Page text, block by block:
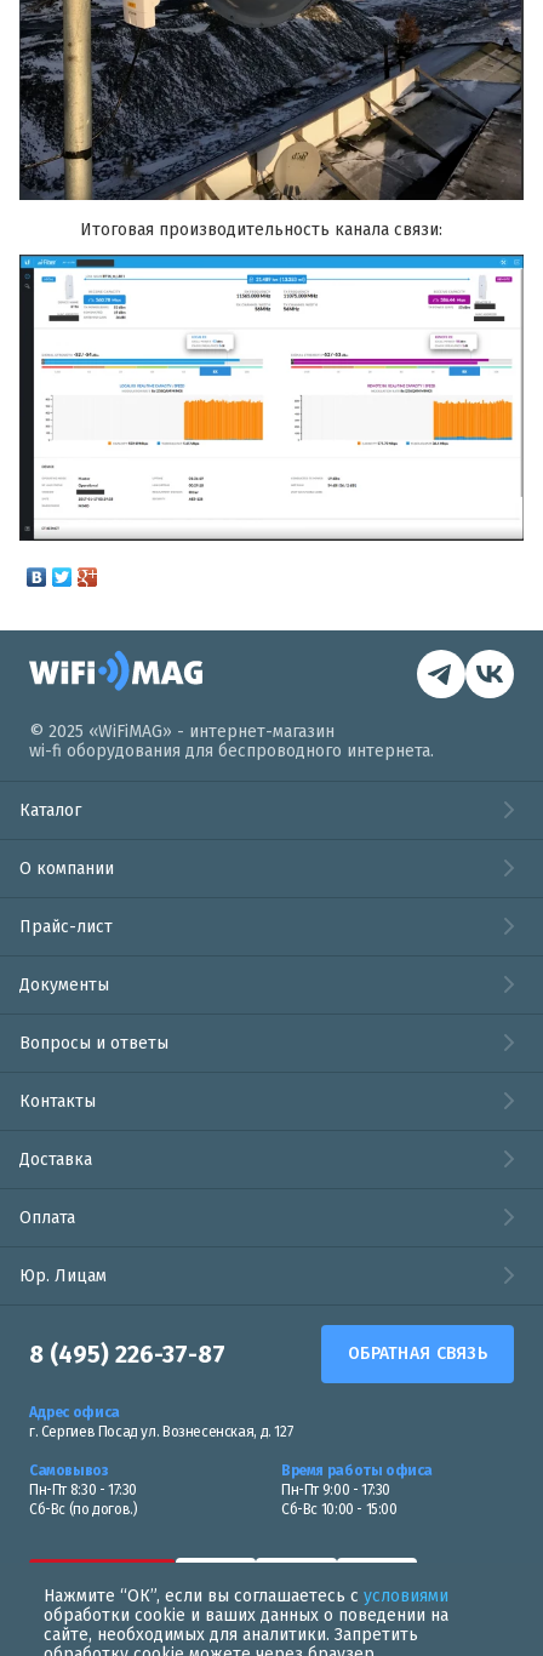
Нажмите “ОК”, если вы соглашаетесь с условиями
обработки cookie и ваших данных о поведении на
сайте, необходимых для аналитики. Запретить
Итоговая производительность канала связи:
© 2025 «WiFiMAG» - интернет-магазин
wi-fi оборудования для беспроводного интернета.
Каталог
О компании
Прайс-лист
Документы
Вопросы и ответы
Контакты
Доставка
Оплата
Юр. Лицам
8 (495) 226-37-87 ОБРАТНАЯ СВЯЗЬ
Адрес офиса
г. Сергиев Посад ул. Вознесенская, д. 127
Самовывоз
Пн-Пт 8:30 - 17:30
Сб-Вс (по догов.)
Время работы офиса
Пн-Пт 9:00 - 17:30
Сб-Вс 10:00 - 15:00